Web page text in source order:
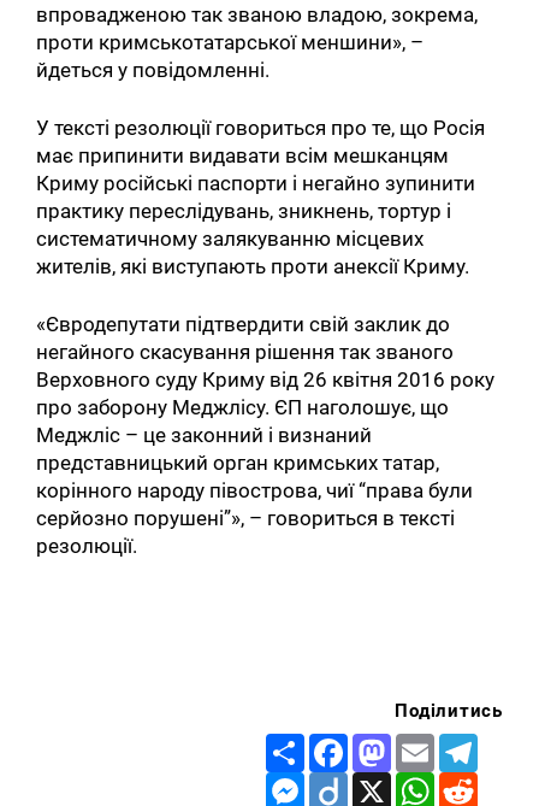
впровадженою так званою владою, зокрема,
проти кримськотатарської меншини», –
йдеться у повідомленні.
У тексті резолюції говориться про те, що Росія
має припинити видавати всім мешканцям
Криму російські паспорти і негайно зупинити
практику переслідувань, зникнень, тортур і
систематичному залякуванню місцевих
жителів, які виступають проти анексії Криму.
«Євродепутати підтвердити свій заклик до
негайного скасування рішення так званого
Верховного суду Криму від 26 квітня 2016 року
про заборону Меджлісу. ЄП наголошує, що
Меджліс – це законний і визнаний
представницький орган кримських татар,
корінного народу півострова, чиї “права були
серйозно порушені”», – говориться в тексті
резолюції.
Поділитись
Share FacebookMastodon
Email
Messenger
Diigo X WhatsApp